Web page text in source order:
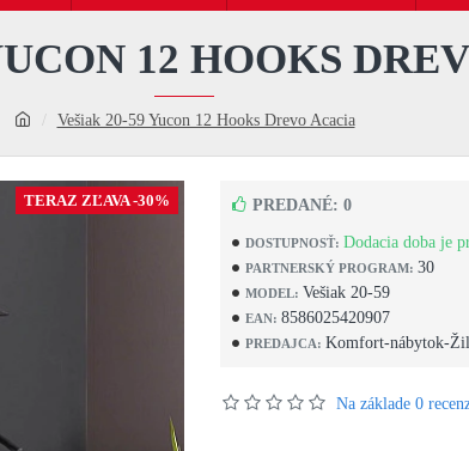
Vešiak 20-59 Yucon 12 Hooks Drevo Acacia
12 HOOKS
TERAZ ZĽAVA -30%
DOSTUPNOSŤ: Dodacia doba je
PARTNERSKÝ PROGRAM: 30
MODEL: Vešiak 20-59
EAN: 8586025420907
PREDAJCA: Komfort-nábytok-
PREDANÉ: 0
Na základe 0